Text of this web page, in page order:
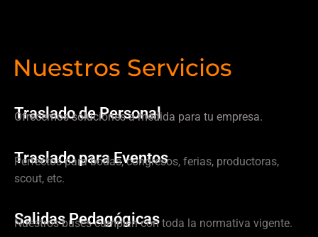
Nuestros Servicios
Traslado de Personal
Ofrecemos soluciones a medida para tu empresa.
Traslado para Eventos
Perfectos para bodas, congresos, ferias, productoras,
scout, etc.
Salidas Pedagógicas
Nuestros buses cumplen con toda la normativa vigente.